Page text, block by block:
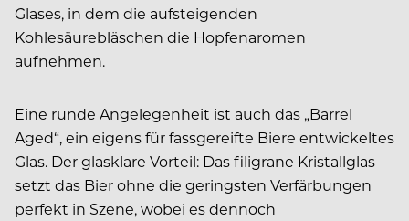
Glases, in dem die aufsteigenden
Kohlesäurebläschen die Hopfenaromen
aufnehmen.
Eine runde Angelegenheit ist auch das „Barrel
Aged“, ein eigens für fassgereifte Biere entwickeltes
Glas. Der glasklare Vorteil: Das filigrane Kristallglas
setzt das Bier ohne die geringsten Verfärbungen
perfekt in Szene, wobei es dennoch